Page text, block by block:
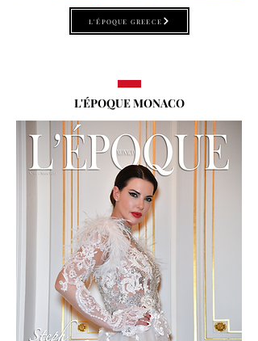
L'ÉPOQUE GREECE
L'ÉPOQUE MONACO